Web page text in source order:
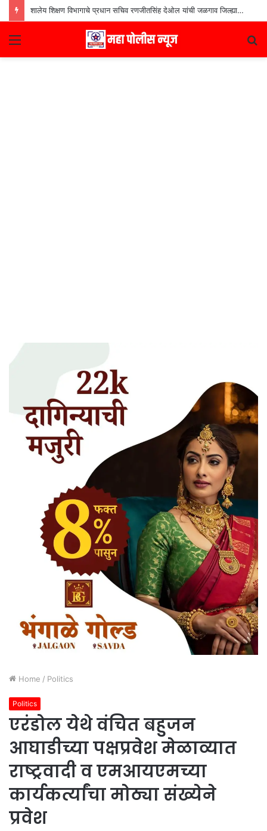
शालेय शिक्षण विभागाचे प्रधान सचिव रणजीतसिंह देओल यांची जळगाव जिल्ह्यातील शाळांना भेट
Menu
Home / Politics
Politics
एरंडोल येथे वंचित बहुजन
आघाडीच्या पक्षप्रवेश मेळाव्यात
राष्ट्रवादी व एमआयएमच्या
कार्यकर्त्यांचा मोठ्या संख्येने
प्रवेश